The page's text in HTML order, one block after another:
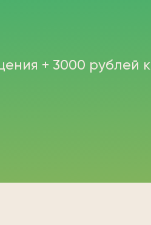
+ 3000 рублей